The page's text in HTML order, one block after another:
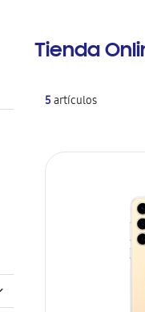
Tienda
5artículos